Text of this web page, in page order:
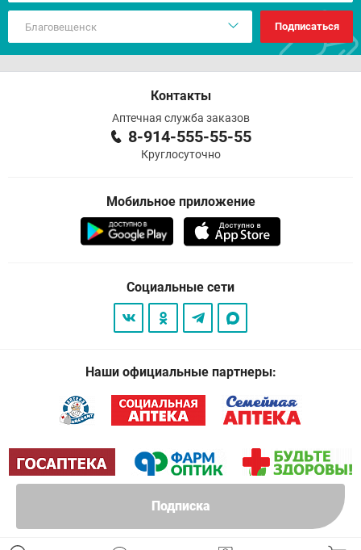
Подписка
Подписаться
Контакты
Аптечная служба заказов
8-914-555-55-55
Круглосуточно
Мобильное приложение
Социальные сети
Наши официальные партнеры: